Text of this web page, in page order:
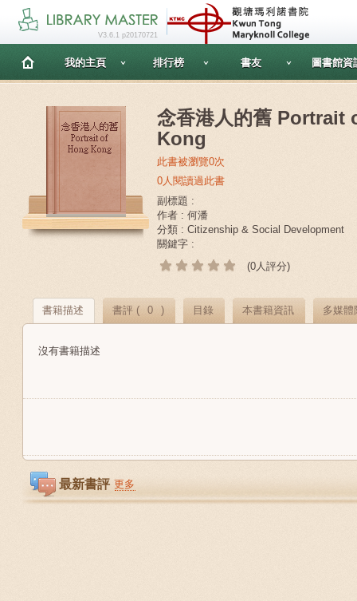
V3.6.1 p20170721
我的主頁 排行榜 書友 圖書館資
念香港人的舊 Portrait
Kong
此書被瀏覽0次
0人閱讀過此書
副標題 :
作者 : 何潘
分類 : Citizenship & Social Development
關鍵字 :
(0人評分)
書籍描述 書評 ( 0 ) 目錄 本書籍資訊 多媒體
沒有書籍描述
最新書評 更多